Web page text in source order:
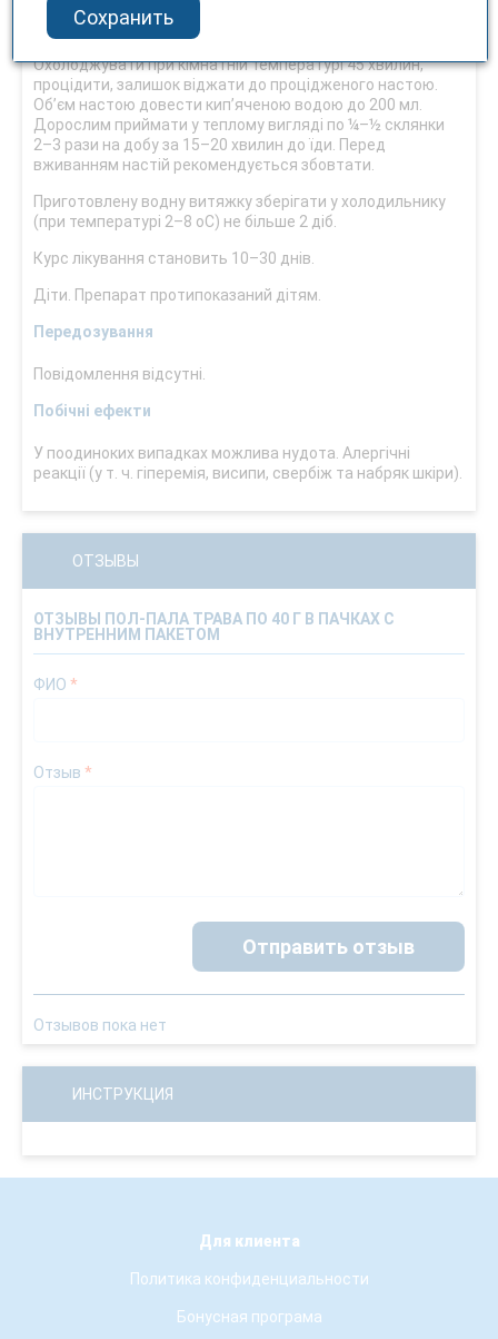
2 столові ложки трави помістити в емальований посуд,
залити 200 мл гарячої кип’яченої води, закрити кришкою і
настоювати на киплячій водяній бані 15 хвилин.
Охолоджувати при кімнатній температурі 45 хвилин,
процідити, залишок віджати до процідженого настою.
Об’єм настою довести кип’яченою водою до 200 мл.
Дорослим приймати у теплому вигляді по ¼–½ склянки
2–3 рази на добу за 15–20 хвилин до їди. Перед
вживанням настій рекомендується збовтати.
Приготовлену водну витяжку зберігати у холодильнику
(при температурі 2–8 оС) не більше 2 діб.
Курс лікування становить 10–30 днів.
Діти. Препарат протипоказаний дітям.
Передозування
Повідомлення відсутні.
Побічні ефекти
У поодиноких випадках можлива нудота. Алергічні
реакції (у т. ч. гіперемія, висипи, свербіж та набряк шкіри).
ОТЗЫВЫ
ОТЗЫВЫ ПОЛ-ПАЛА ТРАВА ПО 40 Г В ПАЧКАХ С
ВНУТРЕННИМ ПАКЕТОМ
ФИО *
Отзыв *
Отправить отзыв
Отзывов пока нет
ИНСТРУКЦИЯ
Для клиента
Политика конфиденциальности
Бонусная програма
Сохранить